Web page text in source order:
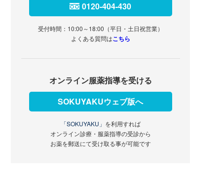
0120-404-430
受付時間：10:00～18:00（平日・土日祝営業）
よくある質問はこちら
オンライン服薬指導を受ける
SOKUYAKUウェブ版へ
「SOKUYAKU」 を利用すれば
オンライン診療・服薬指導の受診から
お薬を郵送にて受け取る事が可能です